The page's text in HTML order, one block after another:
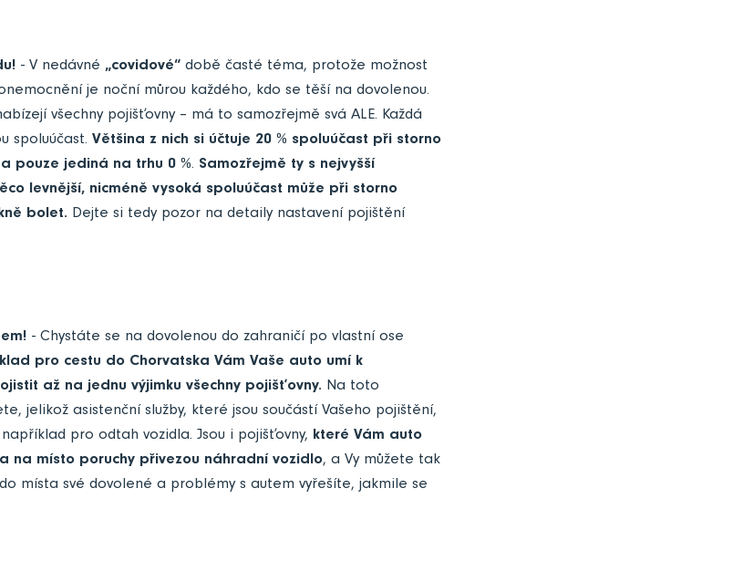
- V nedávné „covidové“ době časté téma, protože možnost
je noční můrou každého, kdo se těší na dovolenou.
všechny pojišťovny – má to samozřejmě svá ALE. Každá
spoluúčast. Většina z nich si účtuje 20 % spoluúčast při storno
pouze jediná na trhu 0 %. Samozřejmě ty s nejvyšší
levnější, nicméně vysoká spoluúčast může při storno
bolet. Dejte si tedy pozor na detaily nastavení pojištění
- Chystáte se na dovolenou do zahraničí po vlastní ose
pro cestu do Chorvatska Vám Vaše auto umí k
až na jednu výjimku všechny pojišťovny. Na toto
jelikož asistenční služby, které jsou součástí Vašeho pojištění,
pro odtah vozidla. Jsou i pojišťovny, které Vám auto
na místo poruchy přivezou náhradní vozidlo, a Vy můžete tak
místa své dovolené a problémy s autem vyřešíte, jakmile se